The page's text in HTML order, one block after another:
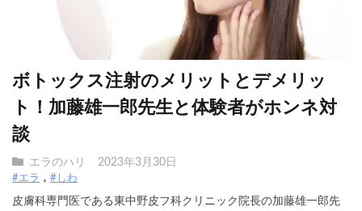
ボトックス注射のメリットとデメリッ
ト！加藤雄一郎先生と体験者がホンネ対
談
エラのハリ 2023年3月30日
#エラ #しわ
皮膚科専門医である東中野皮フ科クリニック院長の加藤雄一郎先